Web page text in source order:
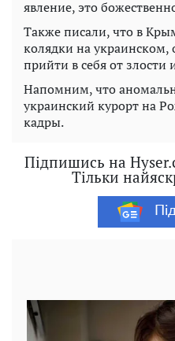
явление, это
Также писали, что в
колядки на украинском,
прийти в себя от злости
Напомним, что
украинский курорт на
кадры.
Підпишись на
Тільки